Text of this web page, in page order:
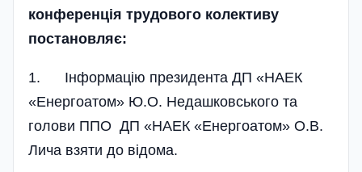
конференція трудового колективу
постановляє:
1. Інформацію президента ДП «НАЕК
«Енергоатом» Ю.О. Недашковського та
голови ППО ДП «НАЕК «Енергоатом» О.В.
Лича взяти до відома.